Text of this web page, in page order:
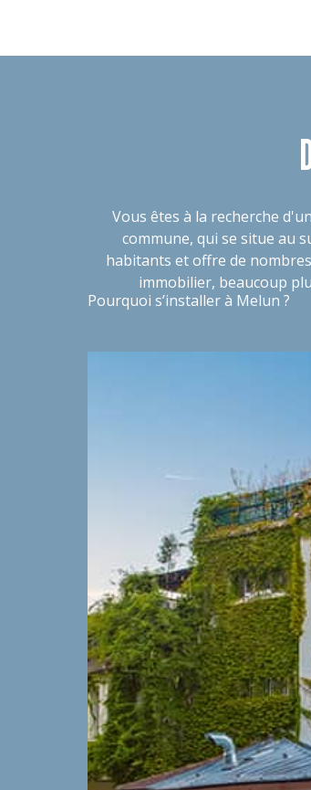
Vous êtes à la recherche
commune, qui se situe au
habitants et offre de
immobilier, beaucoup
Pourquoi s’installer à Melun ?